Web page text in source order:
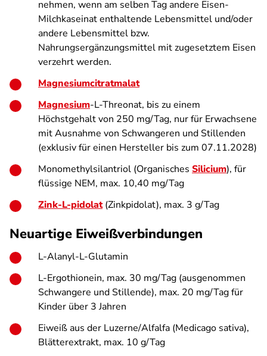
nehmen, wenn am selben Tag andere Eisen-
Milchkaseinat enthaltende Lebensmittel und/oder
andere Lebensmittel bzw.
Nahrungsergänzungsmittel mit zugesetztem Eisen
verzehrt werden.
Magnesiumcitratmalat
Magnesium-L-Threonat, bis zu einem
Höchstgehalt von 250 mg/Tag, nur für Erwachsene
mit Ausnahme von Schwangeren und Stillenden
(exklusiv für einen Hersteller bis zum 07.11.2028)
Monomethylsilantriol (Organisches Silicium), für
flüssige NEM, max. 10,40 mg/Tag
Zink-L-pidolat(Zinkpidolat), max. 3 g/Tag
Neuartige Eiweißverbindungen
L-Alanyl-L-Glutamin
L-Ergothionein, max. 30 mg/Tag (ausgenommen
Schwangere und Stillende), max. 20 mg/Tag für
Kinder über 3 Jahren
Eiweiß aus der Luzerne/Alfalfa (Medicago sativa),
Blätterextrakt, max. 10 g/Tag